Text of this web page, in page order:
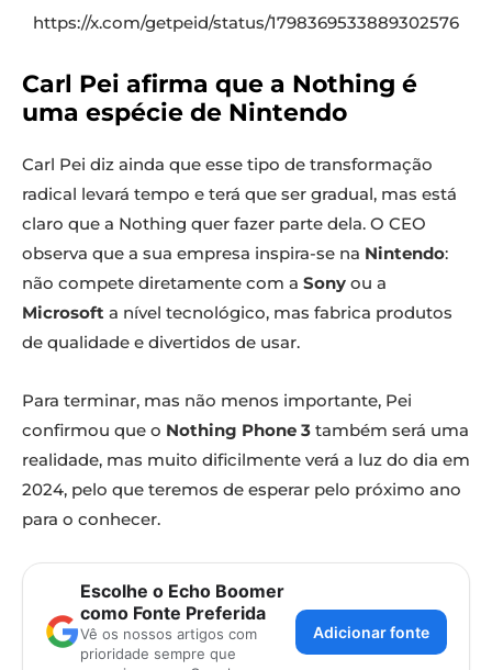
https://x.com/getpeid/status/1798369533889302576
Carl Pei afirma que a Nothing é
uma espécie de Nintendo
Carl Pei diz ainda que esse tipo de transformação
radical levará tempo e terá que ser gradual, mas está
claro que a Nothing quer fazer parte dela. O CEO
observa que a sua empresa inspira-se na Nintendo:
não compete diretamente com a Sony ou a
Microsoft a nível tecnológico, mas fabrica produtos
de qualidade e divertidos de usar.
Para terminar, mas não menos importante, Pei
confirmou que o Nothing Phone 3 também será uma
realidade, mas muito dificilmente verá a luz do dia em
2024, pelo que teremos de esperar pelo próximo ano
para o conhecer.
Escolhe o Echo Boomer
como Fonte Preferida
Vê os nossos artigos com
prioridade sempre que
Adicionar fonte